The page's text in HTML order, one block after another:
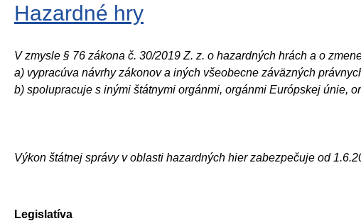
Hazardné hry
V zmysle § 76 zákona č. 30/2019 Z. z. o hazardných hrách a o
a) vypracúva návrhy zákonov a iných všeobecne záväzných
b) spolupracuje s inými štátnymi orgánmi, orgánmi Európskej únie,
Výkon štátnej správy v oblasti hazardných hier zabezpečuje od
Legislatíva